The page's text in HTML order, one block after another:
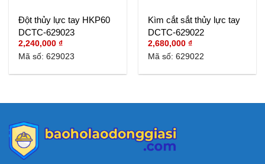
Đột thủy lực tay HKP60
DCTC-629023
2,240,000₫
Mã số: 629023
Kìm cắt sắt thủy lực tay
DCTC-629022
2,680,000₫
Mã số: 629022